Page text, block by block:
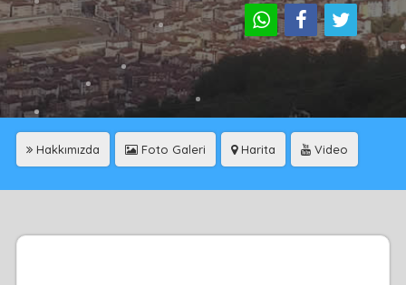
Hakkımızda Foto Galeri Harita Video